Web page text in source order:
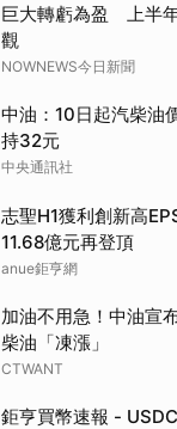
巨大轉虧為盈 上半
觀
NOWNEWS今日新聞
中油：10日起汽柴
持32元
中央通訊社
志聖H1獲利創新高
11.68億元再登頂
anue鉅亨網
加油不用急！中油宣
柴油「凍漲」
CTWANT
鉅亨買幣速報 -